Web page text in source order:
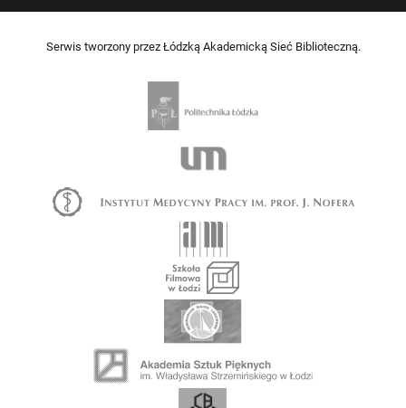
Serwis tworzony przez Łódzką Akademicką Sieć Biblioteczną.